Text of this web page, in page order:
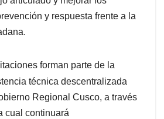
y respuesta frente a la
forman parte de la
técnica descentralizada
Regional Cusco, a través
cual continuará